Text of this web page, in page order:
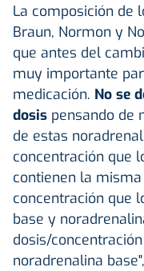
La composición de
Braun, Normon y
que antes del
muy importante
medicación. No se
dosis pensando de
de estas
concentración que
contienen la
concentración que
base y
dosis/
noradrenalina